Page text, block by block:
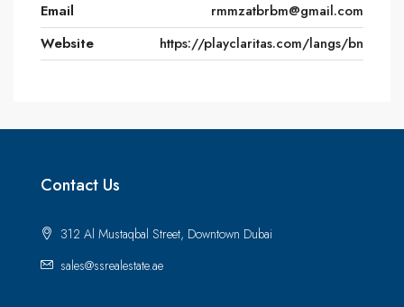
Email
rmmzatbrbm@gmail.com
Website
https://playclaritas.com/langs/bn
Contact Us
312 Al Mustaqbal Street, Downtown Dubai
sales@ssrealestate.ae